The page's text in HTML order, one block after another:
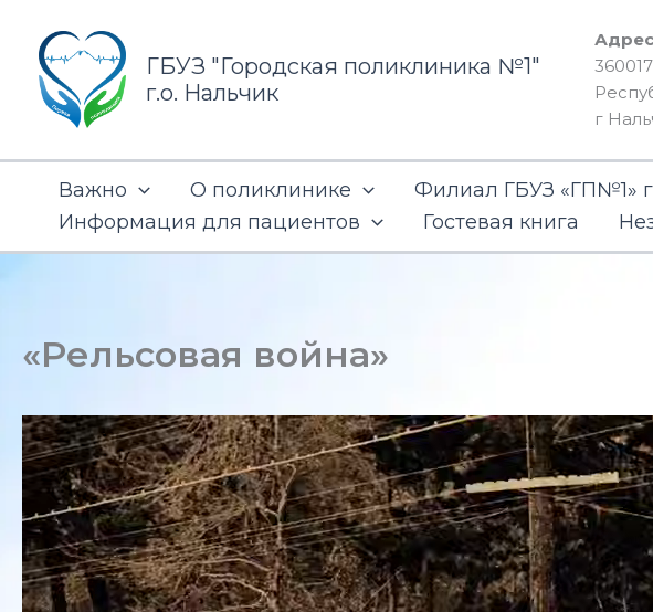
содержимому ГБУЗ "Городская поликлиника №1"
г.о. Нальчик
г
Важно О поликлинике Филиал ГБУЗ «ГП№1»
Информация для пациентов
Гостевая книга
«Рельсовая война»
Видеоплеер